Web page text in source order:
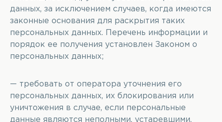
данных, за исключением случаев, когда имеются
законные основания для раскрытия таких
персональных данных. Перечень информации и
порядок ее получения установлен Законом о
персональных данных;
— требовать от оператора уточнения его
персональных данных, их блокирования или
уничтожения в случае, если персональные
данные являются неполными, устаревшими,